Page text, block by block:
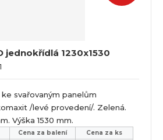
jednokřídlá 1230x1530
svařovaným panelům
/levé provedení/. Zelená.
Výška 1530 mm.
Cena za balení
Cena za ks